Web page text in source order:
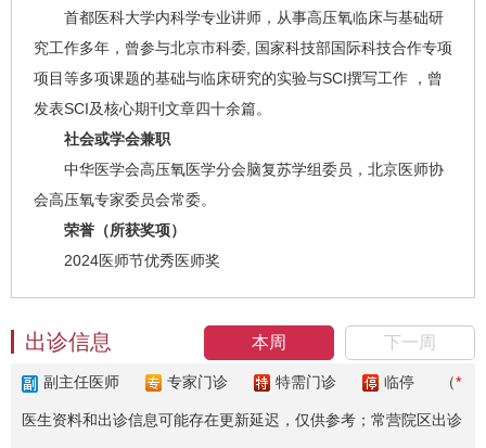
首都医科大学内科学专业讲师，从事高压氧临床与基础研
究工作多年，曾参与北京市科委, 国家科技部国际科技合作专项
项目等多项课题的基础与临床研究的实验与SCI撰写工作 ，曾
发表SCI及核心期刊文章四十余篇。
社会或学会兼职
中华医学会高压氧医学分会脑复苏学组委员，北京医师协
会高压氧专家委员会常委。
荣誉（所获奖项）
2024医师节优秀医师奖
本周 下一周
出诊信息
副主任医师 专家门诊 特需门诊 临停 （*
医生资料和出诊信息可能存在更新延迟，仅供参考；常营院区出诊